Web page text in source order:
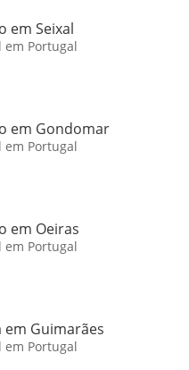
em Seixal
Portugal
em Gondomar
Portugal
em Oeiras
Portugal
em Guimarães
Portugal